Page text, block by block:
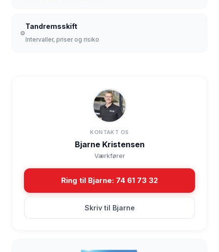
⚙️
Tandremsskift
Intervaller, priser og risiko
KONTAKT OS
Bjarne Kristensen
Værkfører
Ring til Bjarne: 74 61 73 32
Skriv til Bjarne